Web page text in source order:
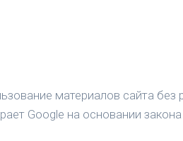
материалов сайта без
Google на основании